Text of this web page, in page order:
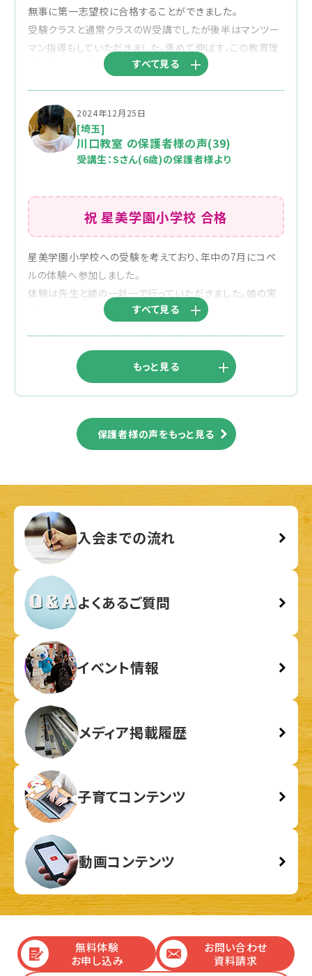
希望校に合わせて柔軟にカリキュラムを調整してくださり、
夫婦共働きの家庭でも安心して受験に臨むことができまし
た。
さらに、受験期特有のプレッシャーの中でも、子どもの心が
最後まで笑顔で通い続けることができました。
「コペルに行くのが楽しい！」と話す姿が印象的で、勉強を通
じて自信と前向きな気持ちを育んでいただけたことに、心
経験のおかげです。心から感謝しております。
無事に第一志望校に合格することができました。
受験クラスと通常クラスのW受講でしたが後半はマンツー
マン指導もしていただきました。褒めて伸ばす、この教育理
念が大好きで姉弟で今もお世話になっております。
谷先生と大島先生のお陰で、受験クラスも毎回楽しみに通
ってくれました。息子を丁寧に指導してくださり感謝しきれ
ないです。
一人一人の特性をしっかり見て状況に合わせた適切な指
まちがいなく合格できたのは先生方のおかげです。
本当にありがとうございました。そしてこれからもよろしく
お願いいたします。
すべて見る
2024年12月25日
[埼玉]
川口教室 の保護者様の声(39)
受講生：Sさん(6歳)の保護者様より
祝 星美学園小学校 合格
星美学園小学校への受験を考えており、年中の7月にコペ
ルの体験へ参加しました。
体験は先生と娘の一対一で行っていただきました。娘の実
力をしっかり見てきただき、
めの入会を勧められず
安心しました。
11月に受験クラスが始まると、娘は全く嫌がる事なく毎回
参加していました。長谷先生は子供達一人一人の性格に合
わせ、それぞれに
親の意向や子供の気持ちをしっかりと汲み取り、常に寄り
添ってくださいます。
親子共にとても楽しい受験ができたのは間違いなくコペル
の先生方のおかげです！
有り難うございました。
すべて見る
もっと見る
保護者様の声をもっと見る
入会までの流れ
よくあるご質問
イベント情報
メディア掲載履歴
子育てコンテンツ
動画コンテンツ
無料体験
お申し込み
お問い合わせ
資料請求